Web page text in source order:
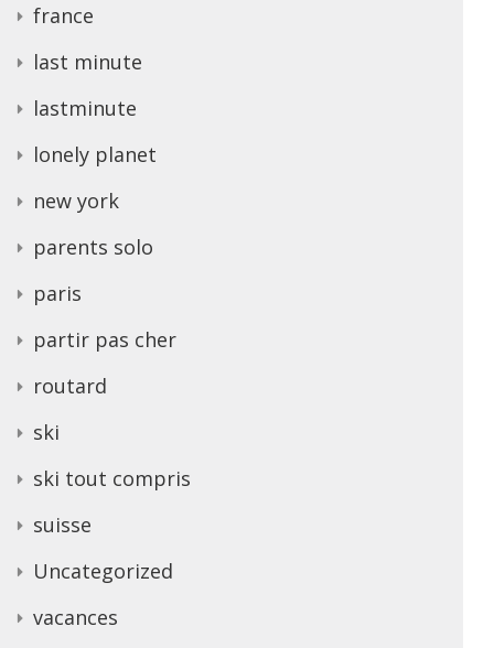
france
last minute
lastminute
lonely planet
new york
parents solo
paris
partir pas cher
routard
ski
ski tout compris
suisse
Uncategorized
vacances